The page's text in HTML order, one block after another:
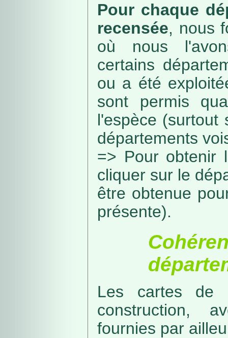
Pour chaque
recensée, nous
où nous
certains
ou a été
sont permis
l'espèce (surtout
départements
=> Pour obtenir
cliquer sur le
être obtenue
présente).
Les cartes de
construction,
fournies par